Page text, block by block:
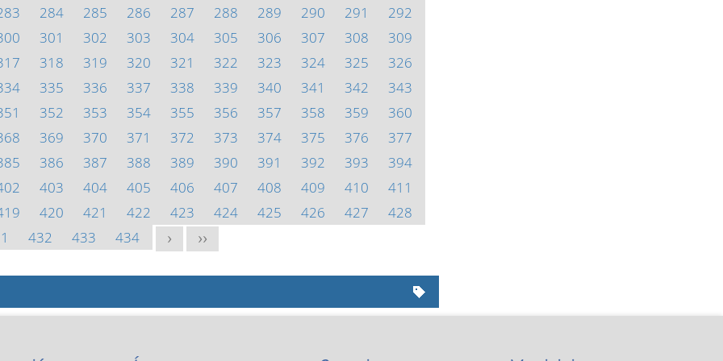
284 285 286 287 288 289 290 291
292
301 302 303 304 305 306 307 308
309
318 319 320 321 322 323 324 325
326
335 336 337 338 339 340 341 342
343
352 353 354 355 356 357 358 359
360
369 370 371 372 373 374 375 376
377
386 387 388 389 390 391 392 393
394
403 404 405 406 407 408 409 410
411
420 421 422 423 424 425 426 427
428
432 433 434 > >>